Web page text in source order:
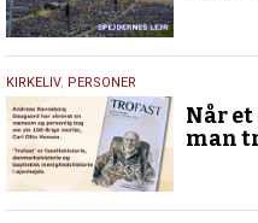
30.
juni
2026
KIRKELIV, PERSONER
Når
man